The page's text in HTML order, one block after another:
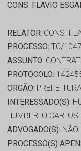
CONS. FLAVIO
RELATOR: CONS.
PROCESSO: TC/
ASSUNTO:
PROTOCOLO:
ORGÃO:
INTERESSADO(S):
HUMBERTO
ADVOGADO(S): NÃO
PROCESSO(S)